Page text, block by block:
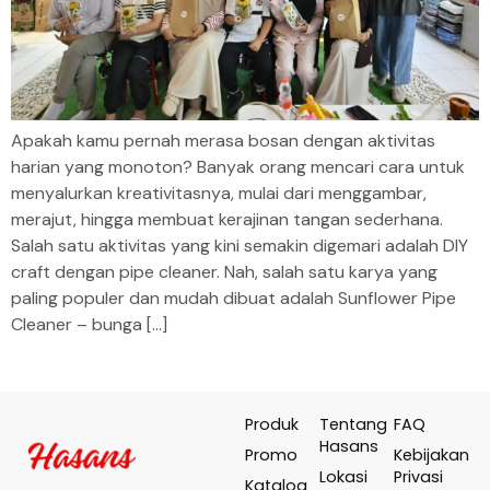
Apakah kamu pernah merasa bosan dengan aktivitas
harian yang monoton? Banyak orang mencari cara untuk
menyalurkan kreativitasnya, mulai dari menggambar,
merajut, hingga membuat kerajinan tangan sederhana.
Salah satu aktivitas yang kini semakin digemari adalah DIY
craft dengan pipe cleaner. Nah, salah satu karya yang
paling populer dan mudah dibuat adalah Sunflower Pipe
Cleaner – bunga […]
Produk
Promo
Tentang
Hasans
Lokasi
FAQ
Kebijakan
Privasi